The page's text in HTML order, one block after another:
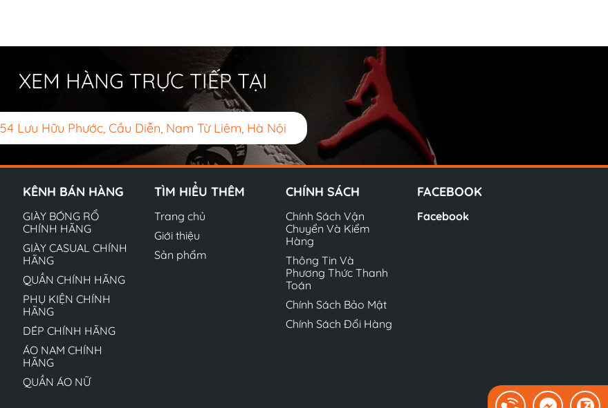
XEM HÀNG TRỰC TIẾP TẠI
54 Lưu Hữu Phước, Cầu Diễn, Nam Từ Liêm, Hà Nội
KÊNH BÁN HÀNG
GIÀY BÓNG RỔ
CHÍNH HÃNG
GIÀY CASUAL CHÍNH
HÃNG
QUẦN CHÍNH HÃNG
PHỤ KIỆN CHÍNH
HÃNG
DÉP CHÍNH HÃNG
ÁO NAM CHÍNH
HÃNG
QUẦN ÁO NỮ
TÌM HIỂU THÊM
Trang chủ
Giới thiệu
Sản phẩm
CHÍNH SÁCH
Chính Sách Vận
Chuyển Và Kiểm
Hàng
Thông Tin Và
Phương Thức Thanh
Toán
Chính Sách Bảo Mật
Chính Sách Đổi Hàng
FACEBOOK
Facebook